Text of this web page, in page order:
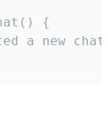
{
a new